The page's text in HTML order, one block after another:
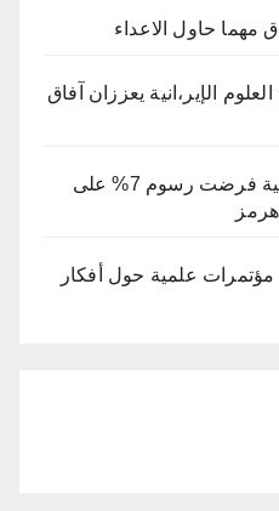
مهما حاول الاعداء
الإير،انية يعززان آفاق
الجمهورية الإسلامية الإيرا، نية فرضت رسوم 7% على
مؤتمرات علمية حول أفكار